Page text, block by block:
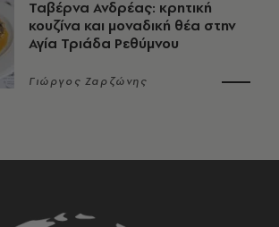
Ταβέρνα Ανδρέας: κρητική
κουζίνα και μοναδική θέα στην
Αγία Τριάδα Ρεθύμνου
Γιώργος Ζαρζώνης